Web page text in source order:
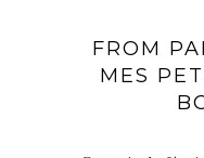
FROM
MES